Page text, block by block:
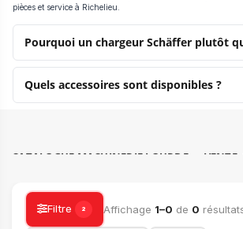
pièces et service à Richelieu.
Pourquoi un chargeur Schäffer plutôt
Quels accessoires sont disponibles ?
CATALOGUE MACHINERIE LOURDE —
Filtre 2 Affichage 1–0 de 0